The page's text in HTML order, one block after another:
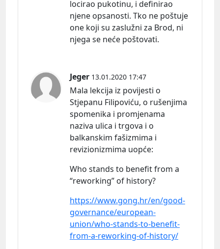
locirao pukotinu, i definirao
njene opsanosti. Tko ne poštuje
one koji su zaslužni za Brod, ni
njega se neće poštovati.
Jeger 13.01.2020 17:47
Mala lekcija iz povijesti o
Stjepanu Filipoviću, o rušenjima
spomenika i promjenama
naziva ulica i trgova i o
balkanskim fašizmima i
revizionizmima uopće:
Who stands to benefit from a
“reworking” of history?
https://www.gong.hr/en/good-
governance/european-
union/who-stands-to-benefit-
from-a-reworking-of-history/